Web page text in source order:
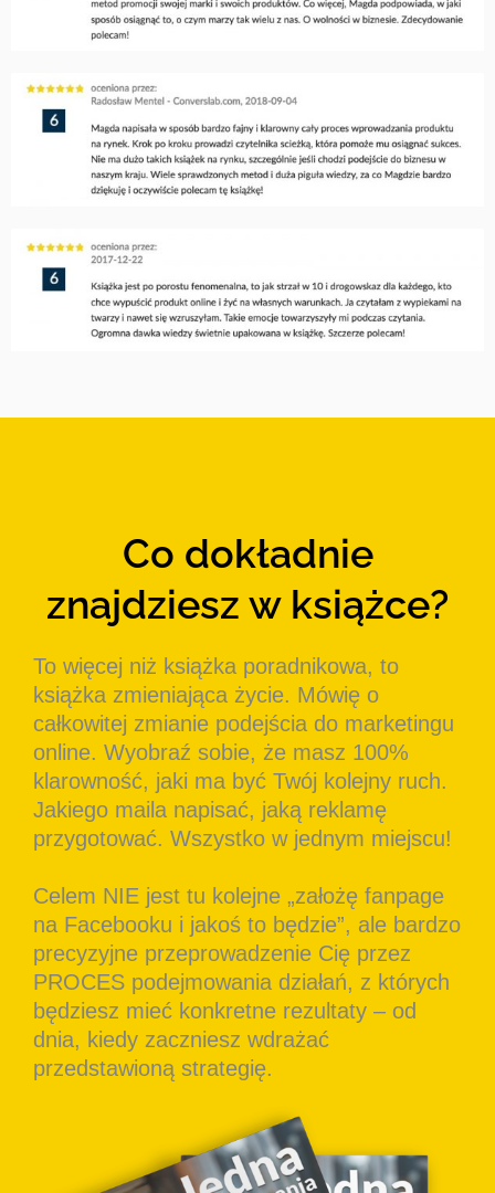
Co dokładnie
znajdziesz w książce?
To więcej niż książka poradnikowa, to
książka zmieniająca życie. Mówię o
całkowitej zmianie podejścia do marketingu
online. Wyobraź sobie, że masz 100%
klarowność, jaki ma być Twój kolejny ruch.
Jakiego maila napisać, jaką reklamę
przygotować. Wszystko w jednym miejscu!
Celem NIE jest tu kolejne „założę fanpage
na Facebooku i jakoś to będzie”, ale bardzo
precyzyjne przeprowadzenie Cię przez
PROCES podejmowania działań, z których
będziesz mieć konkretne rezultaty – od
dnia, kiedy zaczniesz wdrażać
przedstawioną strategię.